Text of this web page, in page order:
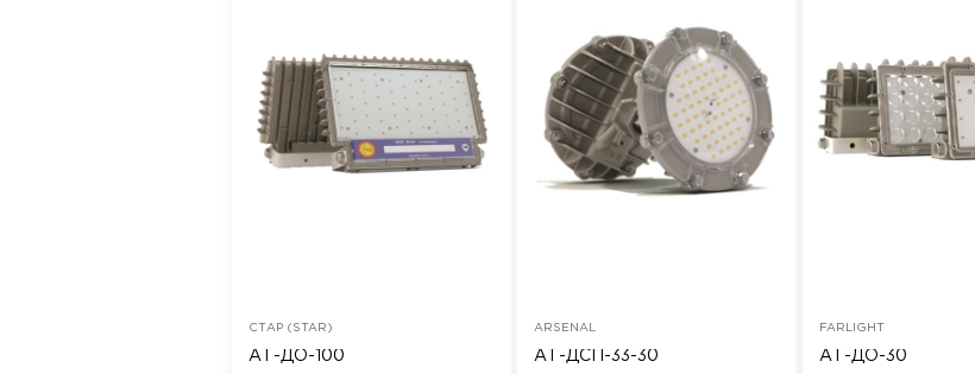
СТАР (STAR)
АТ-ДО-100
ARSENAL
АТ-ДСП-33-30
FARLIGHT
АТ-ДО-30